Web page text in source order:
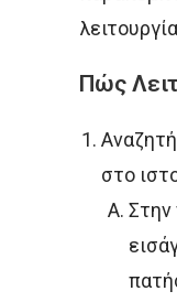
λειτουργία
Πώς
στο